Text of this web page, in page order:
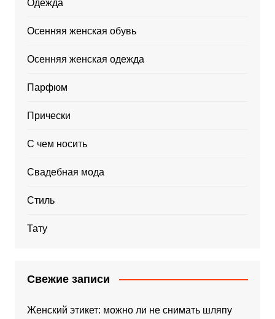
Одежда
Осенняя женская обувь
Осенняя женская одежда
Парфюм
Прически
С чем носить
Свадебная мода
Стиль
Тату
Свежие записи
Женский этикет: можно ли не снимать шляпу